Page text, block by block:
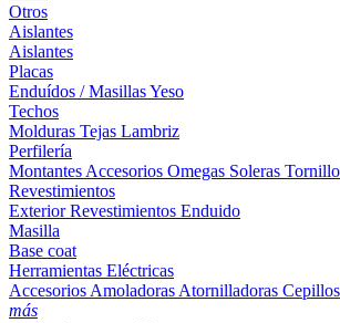
Otros
Aislantes
Aislantes
Placas
Enduídos / MasillasYeso
Techos
Molduras Tejas Lambriz
Perfilería
Montantes Accesorios Omegas Soleras
Revestimientos
ExteriorRevestimientos Enduido
Masilla
Base coat
Herramientas Eléctricas
Accesorios Amoladoras Atornilladoras Cepillos
más